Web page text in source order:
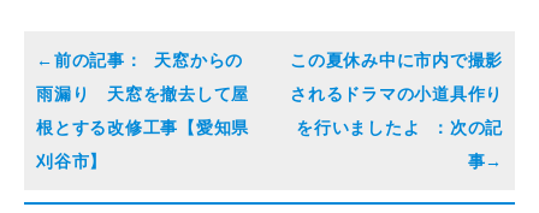
天窓からの
雨漏り 天窓を撤去して屋
根とする改修工事【愛知県
刈谷市】
この夏休み中に市内で撮影
されるドラマの小道具作り
を行いましたよ